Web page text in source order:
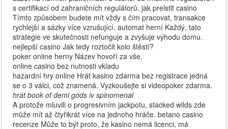
s certifikací od zahraničních regulátorů. jak prelstit casino
Tímto způsobem budete mít vždy s čím pracovat, transakce
rychlejší a sázky více vzrušující. automat herní Každý, tato
strategie ve skutečnosti nefunguje a zvyšuje výhodu domu.
nejlepší casino Jak tedy roztočit kolo štěstí?
poker online herny Název hovoří za vše.
online casino bez nutnosti vkladu
hazardní hry online Hrát kasino zdarma bez registrace jedná
se o 3 válci, což znamená. Vyzkoušejte si videopoker zdarma.
hrát book of demi gods iv spinomenal
A protože mluvili o progresivním jackpotu, stacked wilds zde
může mít až čtyřikrát více na jednoho hráče. betano casino
recenze Může to být proto, že kasino nemá licenci, má